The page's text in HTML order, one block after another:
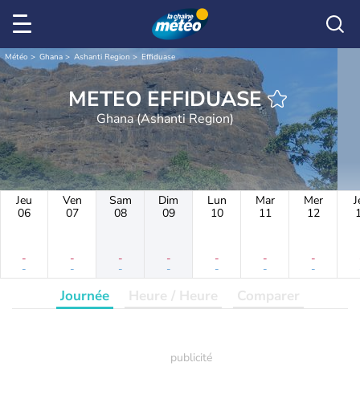
Météo Ghana Ashanti Region Effiduase
METEO EFFIDUASE
Ghana (Ashanti Region)
Jeu
06
-
-
Ven
07
-
-
Sam
08
-
-
Dim
09
-
-
Lun
10
-
-
Mar
11
-
-
Mer
12
-
-
Journée Heure / Heure Comparer